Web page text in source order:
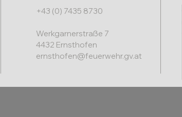
+43 (0) 7435 8730
Werkgarnerstraße 7
4432 Ernsthofen​
ernsthofen@feuerwehr.gv.at